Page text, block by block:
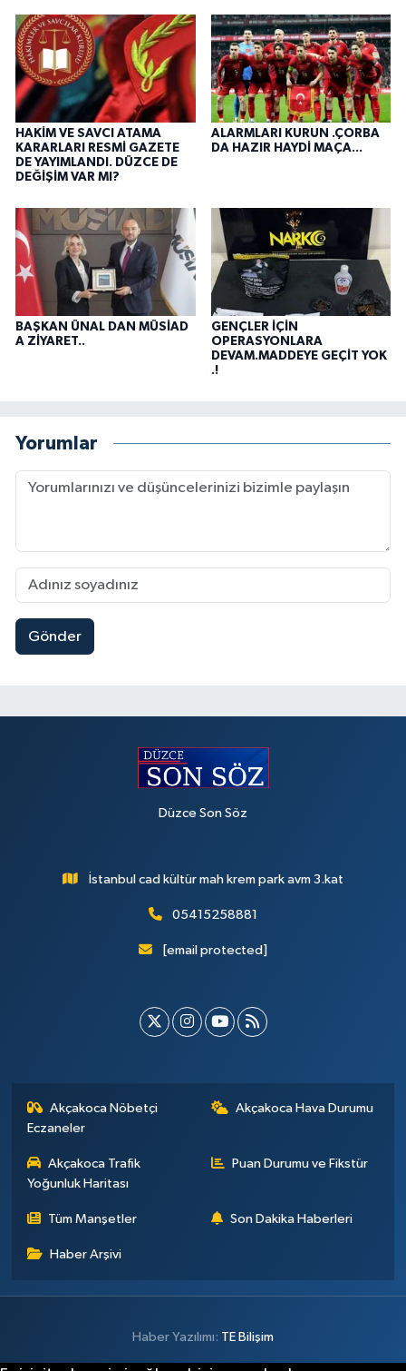
HAKİM VE SAVCI ATAMA
KARARLARI RESMİ GAZETE
DE YAYIMLANDI. DÜZCE DE
DEĞİŞİM VAR MI?
ALARMLARI KURUN .ÇORBA
DA HAZIR HAYDİ MAÇA...
BAŞKAN ÜNAL DAN MÜSİAD
A ZİYARET..
GENÇLER İÇİN
OPERASYONLARA
DEVAM.MADDEYE GEÇİT YOK
.!
Yorumlar
Gönder
Düzce Son Söz
İstanbul cad kültür mah krem park avm 3.kat
05415258881
[email protected]
Akçakoca Nöbetçi
Eczaneler
Akçakoca Hava Durumu
Akçakoca Trafik
Yoğunluk Haritası
Puan Durumu ve Fikstür
Tüm Manşetler Son Dakika Haberleri
Haber Arşivi
Haber Yazılımı: TE Bilişim